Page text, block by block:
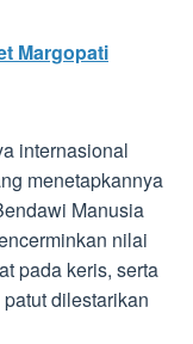
Margopati
internasional
menetapkannya
Manusia
nilai
pada keris, serta
dilestarikan